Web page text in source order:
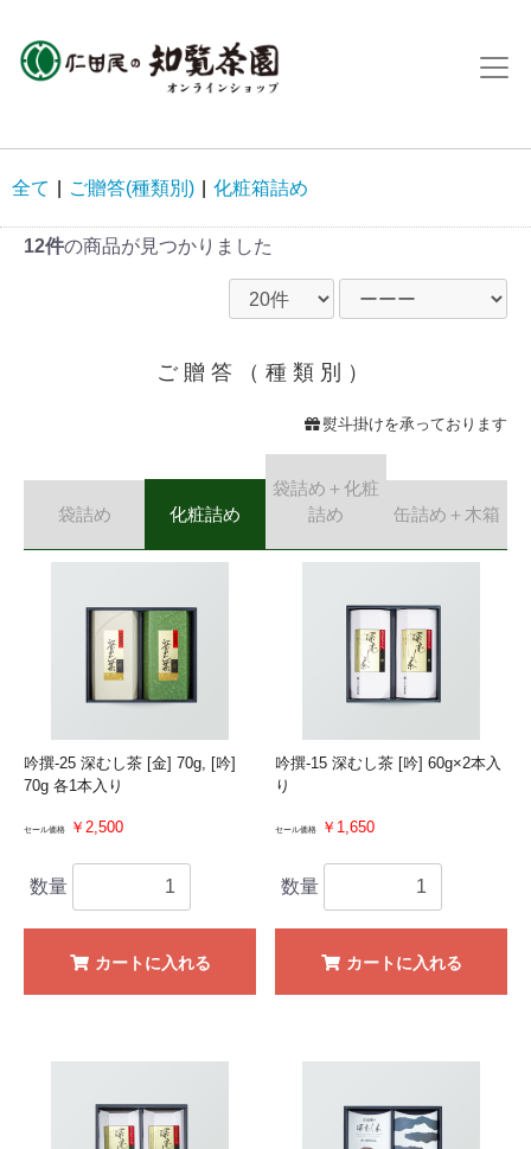
全て ご贈答(種類別) 化粧箱詰め
12件の商品が見つかりました
ご贈答（種類別）
熨斗掛けを承っております
袋詰め 化粧詰め
袋詰め＋化粧
詰め
缶詰め＋木箱
吟撰-25 深むし茶 [金] 70g, [吟]
70g 各1本入り
セール価格 ￥2,500
数量
カートに入れる
吟撰-15 深むし茶 [吟] 60g×2本入
り
セール価格 ￥1,650
数量
カートに入れる